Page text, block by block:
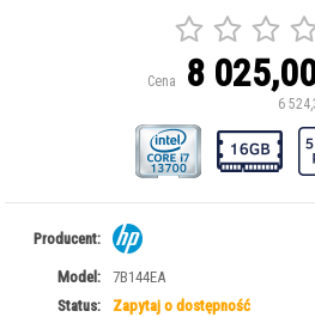
Cena 8
6
Producent:
Model:
7B144EA
Status:
Zapytaj o dostępność